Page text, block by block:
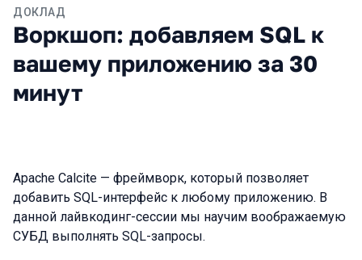
ДОКЛАД
Воркшоп: добавляем SQL к
вашему приложению за 30
минут
Apache Calcite — фреймворк, который позволяет
добавить SQL-интерфейс к любому приложению. В
данной лайвкодинг-сессии мы научим воображаемую
СУБД выполнять SQL-запросы.